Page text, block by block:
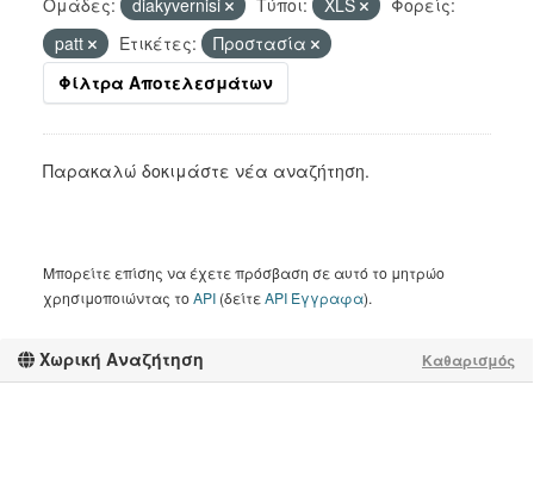
Χωρική Αναζήτηση Καθαρισμός
Ομάδες: diakyvernisi Τύποι: XLS
Φορείς:
patt
Ετικέτες:
Προστασία
Φίλτρα Αποτελεσμάτων
Παρακαλώ δοκιμάστε νέα αναζήτηση.
Μπορείτε επίσης να έχετε πρόσβαση σε αυτό το μητρώο
χρησιμοποιώντας τοAPI (δείτεAPI Έγγραφα).